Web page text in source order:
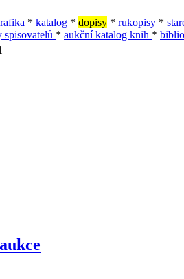
* katalog * dopisy * rukopisy *
spisovatelů * aukční katalog knih *